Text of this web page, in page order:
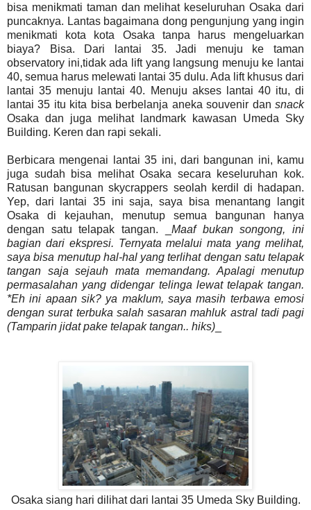
bisa menikmati taman dan melihat keseluruhan Osaka dari
puncaknya. Lantas bagaimana dong pengunjung yang ingin
menikmati kota kota Osaka tanpa harus mengeluarkan
biaya? Bisa. Dari lantai 35. Jadi menuju ke taman
observatory ini,tidak ada lift yang langsung menuju ke lantai
40, semua harus melewati lantai 35 dulu. Ada lift khusus dari
lantai 35 menuju lantai 40. Menuju akses lantai 40 itu, di
lantai 35 itu kita bisa berbelanja aneka souvenir dan snack
Osaka dan juga melihat landmark kawasan Umeda Sky
Building. Keren dan rapi sekali.
Berbicara mengenai lantai 35 ini, dari bangunan ini, kamu
juga sudah bisa melihat Osaka secara keseluruhan kok.
Ratusan bangunan skycrappers seolah kerdil di hadapan.
Yep, dari lantai 35 ini saja, saya bisa menantang langit
Osaka di kejauhan, menutup semua bangunan hanya
dengan satu telapak tangan. _ Maaf bukan songong, ini
bagian dari ekspresi. Ternyata melalui mata yang melihat,
saya bisa menutup hal-hal yang terlihat dengan satu telapak
tangan saja sejauh mata memandang. Apalagi menutup
permasalahan yang didengar telinga lewat telapak tangan.
*Eh ini apaan sik? ya maklum, saya masih terbawa emosi
dengan surat terbuka salah sasaran mahluk astral tadi pagi
(Tamparin jidat pake telapak tangan.. hiks)
Osaka siang hari dilihat dari lantai 35 Umeda Sky Building.